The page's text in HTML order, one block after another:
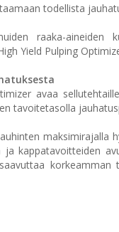
todellista
raaka-aineiden
Yield Pulping
avaa
tavoitetasolla
maksimirajalla
ja kappatavoitteiden